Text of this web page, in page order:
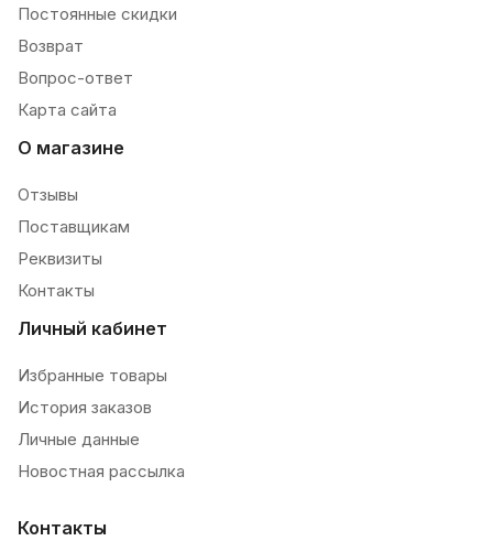
Постоянные скидки
Возврат
Вопрос-ответ
Карта сайта
О магазине
Отзывы
Поставщикам
Реквизиты
Контакты
Личный кабинет
Избранные товары
История заказов
Личные данные
Новостная рассылка
Контакты